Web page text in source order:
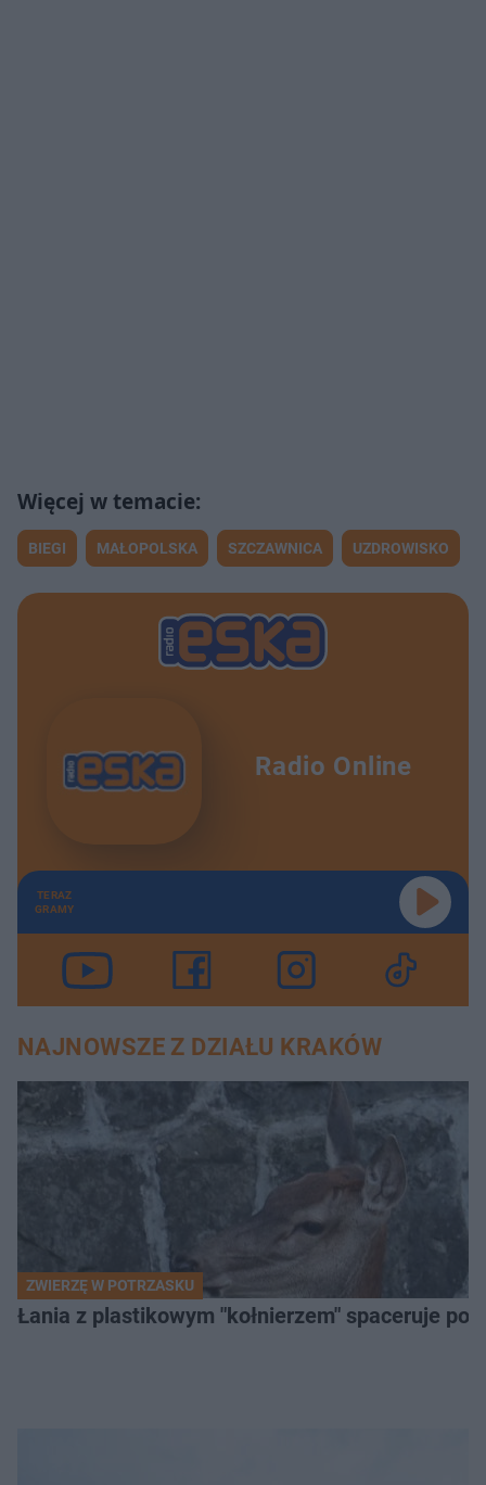
BIEGI MAŁOPOLSKA SZCZAWNICA UZDROWISKO
Radio Online
TERAZ
GRAMY
NAJNOWSZE Z DZIAŁU KRAKÓW
ZWIERZĘ W POTRZASKU
Łania z plastikowym "kołnierzem" spaceruje po